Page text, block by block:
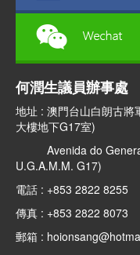
何潤生議員辦事處
地址 : 澳門台山白朗古
大樓地下G17室)
Avenida do General
U.G.A.M.M. G17)
電話 : +853 2822 8255
傳真 : +853 2822 8073
郵箱 :